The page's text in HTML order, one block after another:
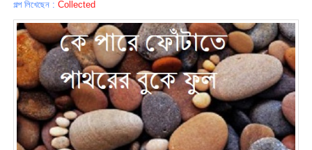
গল্প লিখেছেন :Collected